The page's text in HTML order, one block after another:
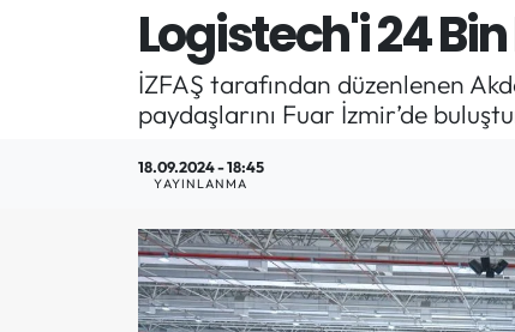
Logistech'i 24
İZFAŞ tarafından düzenlenen
paydaşlarını Fuar İzmir’de
18.09.2024 - 18:45
YAYINLANMA